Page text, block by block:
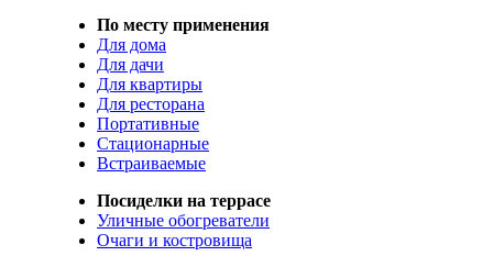
По месту применения
Для дома
Для дачи
Для квартиры
Для ресторана
Портативные
Стационарные
Встраиваемые
Посиделки на террасе
Уличные обогреватели
Очаги и костровища